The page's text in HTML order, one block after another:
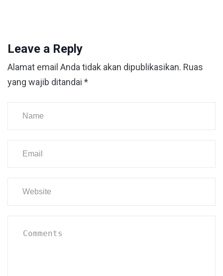
Leave a Reply
Alamat email Anda tidak akan dipublikasikan. Ruas
yang wajib ditandai *